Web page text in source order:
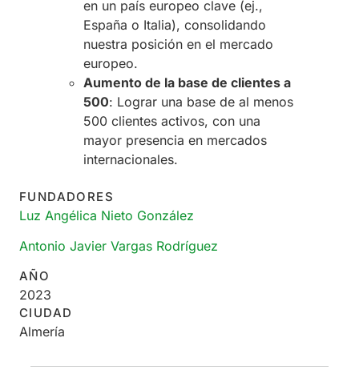
en un país europeo clave (ej.,
España o Italia), consolidando
nuestra posición en el mercado
europeo.
Aumento de la base de clientes a
500: Lograr una base de al menos
500 clientes activos, con una
mayor presencia en mercados
internacionales.
FUNDADORES
Luz Angélica Nieto González
Antonio Javier Vargas Rodríguez
AÑO
2023
CIUDAD
Almería